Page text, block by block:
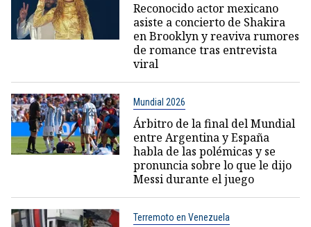
Reconocido actor mexicano
asiste a concierto de Shakira
en Brooklyn y reaviva rumores
de romance tras entrevista
viral
Mundial 2026
Árbitro de la final del Mundial
entre Argentina y España
habla de las polémicas y se
pronuncia sobre lo que le dijo
Messi durante el juego
Terremoto en Venezuela